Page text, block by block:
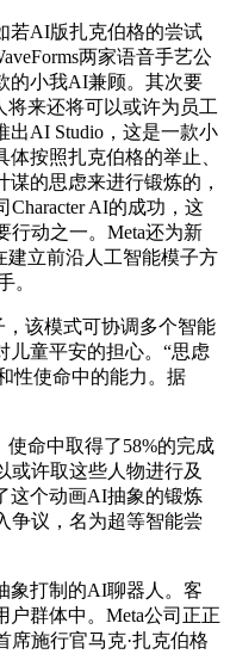
AI版扎克伯格的尝试
两家语音手艺公
的小我AI兼顾。其次要
将来还将可以或许为员工
出AI Studio，这是一款小
按照扎克伯格的举止、
的思虑来进行锻炼的，
AI的成功，这
行动之一。Meta还为新
建立前沿人工智能模子方
。
该模式可协调多个智能
儿童平安的担心。“思虑
性使命中的能力。据
命中取得了58%的完成
或许取这些人物进行及
这个动画AI抽象的锻炼
争议，名为超等智能尝
打制的AI聊器人。客
群体中。Meta公司正正
施行官马克·扎克伯格